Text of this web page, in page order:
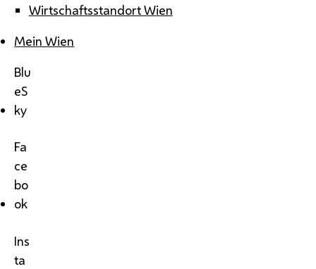
Wirtschaftsstandort Wien
Mein Wien
Blu
eS
ky
Fa
ce
bo
ok
Ins
ta